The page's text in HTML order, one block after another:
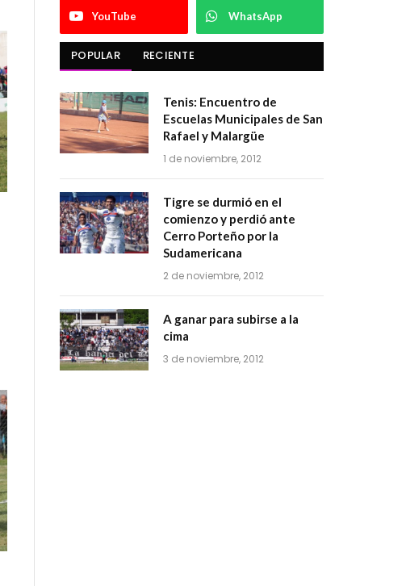
YouTube WhatsApp
POPULAR RECIENTE
Tenis: Encuentro de
Escuelas Municipales de San
Rafael y Malargüe
1 de noviembre, 2012
Tigre se durmió en el
comienzo y perdió ante
Cerro Porteño por la
Sudamericana
2 de noviembre, 2012
A ganar para subirse a la
cima
3 de noviembre, 2012